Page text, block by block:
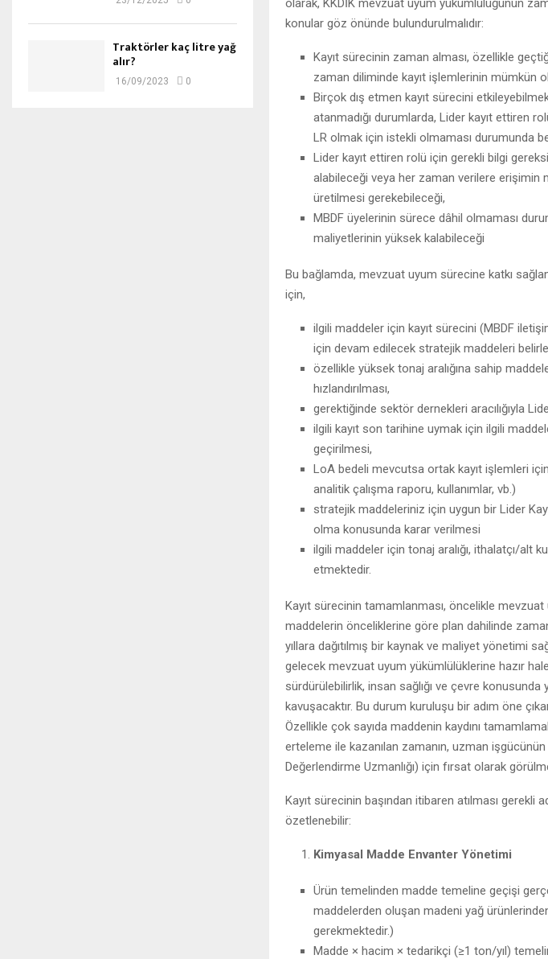
konular göz önünde bulundurulmalıdır:
Kayıt sürecinin zaman alması, özellikle
zaman diliminde kayıt işlemlerinin mümkün
Birçok dış etmen kayıt sürecini
atanmadığı durumlarda, Lider kayıt ettiren
LR olmak için istekli olmaması durumunda
Lider kayıt ettiren rolü için gerekli bilgi
alabileceği veya her zaman verilere erişimin
üretilmesi gerekebileceği,
MBDF üyelerinin sürece dâhil olmaması
maliyetlerinin yüksek kalabileceği
Bu bağlamda, mevzuat uyum sürecine katkı
için,
ilgili maddeler için kayıt sürecini (MBDF
için devam edilecek stratejik maddeleri
özellikle yüksek tonaj aralığına sahip
hızlandırılması,
gerektiğinde sektör dernekleri aracılığıyla
ilgili kayıt son tarihine uymak için ilgili
geçirilmesi,
LoA bedeli mevcutsa ortak kayıt işlemleri
analitik çalışma raporu, kullanımlar, vb.)
stratejik maddeleriniz için uygun bir Lider
olma konusunda karar verilmesi
ilgili maddeler için tonaj aralığı, ithalatçı/alt
etmektedir.
Kayıt sürecinin tamamlanması, öncelikle
maddelerin önceliklerine göre plan dahilinde
yıllara dağıtılmış bir kaynak ve maliyet yönetimi
gelecek mevzuat uyum yükümlülüklerine hazır
sürdürülebilirlik, insan sağlığı ve çevre
kavuşacaktır. Bu durum kuruluşu bir adım öne
Özellikle çok sayıda maddenin kaydını
erteleme ile kazanılan zamanın, uzman
Değerlendirme Uzmanlığı) için fırsat olarak
Kayıt sürecinin başından itibaren atılması gerekli
özetlenebilir:
Kimyasal Madde Envanter Yönetimi
Ürün temelinden madde temeline geçişi
maddelerden oluşan madeni yağ
gerekmektedir.)
Madde × hacim × tedarikçi (≥1 ton/yıl)
Traktörler kaç litre yağ
alır?
16/09/2023 0